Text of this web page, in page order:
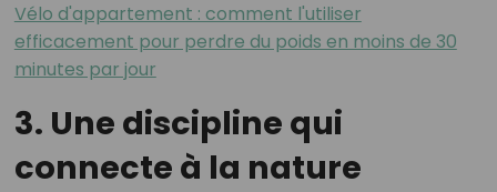
Vélo d'appartement : comment l'utiliser
efficacement pour perdre du poids en moins de 30
minutes par jour
3. Une discipline qui
connecte à la nature